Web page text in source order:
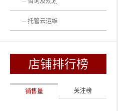
托管云运维
店铺排行榜
销售量 关注榜